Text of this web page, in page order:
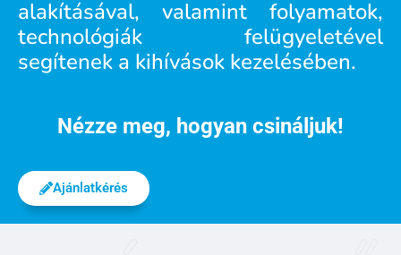
alakításával, valamint folyamatok,
technológiák felügyeletével
segítenek a kihívások kezelésében.
Nézze meg, hogyan csináljuk!
Ajánlatkérés